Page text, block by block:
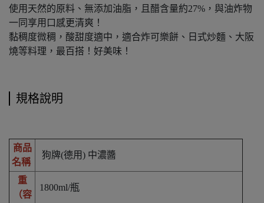
使用天然的原料、無添加油脂，且醋含量約27%，與油炸物
一同享用口感更清爽！
黏稠度微稠，酸甜度適中，適合炸可樂餅、日式炒麵、大阪
燒等料理，最百搭！好美味！
規格說明
商品
名稱
狗牌(德用) 中濃醬
重
（容
1800ml/瓶